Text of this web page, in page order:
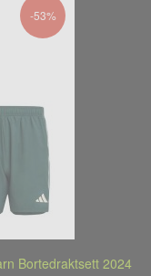
-53%
Bortedraktsett 2024